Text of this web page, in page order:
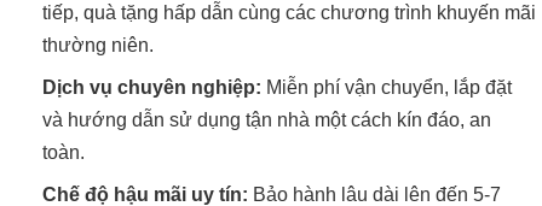
tiếp, quà tặng hấp dẫn cùng các chương trình khuyến mãi
thường niên.
Dịch vụ chuyên nghiệp: Miễn phí vận chuyển, lắp đặt
và hướng dẫn sử dụng tận nhà một cách kín đáo, an
toàn.
Chế độ hậu mãi uy tín: Bảo hành lâu dài lên đến 5-7